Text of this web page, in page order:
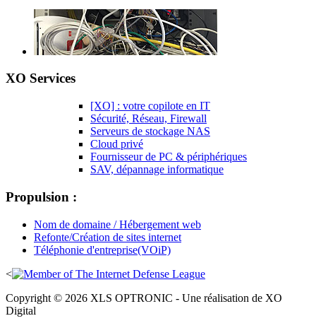
XO Services
[XO] : votre copilote en IT
Sécurité, Réseau, Firewall
Serveurs de stockage NAS
Cloud privé
Fournisseur de PC & périphériques
SAV, dépannage informatique
Propulsion :
Nom de domaine / Hébergement web
Refonte/Création de sites internet
Téléphonie d'entreprise(VOiP)
<
Copyright © 2026 XLS OPTRONIC - Une réalisation de XO
Digital